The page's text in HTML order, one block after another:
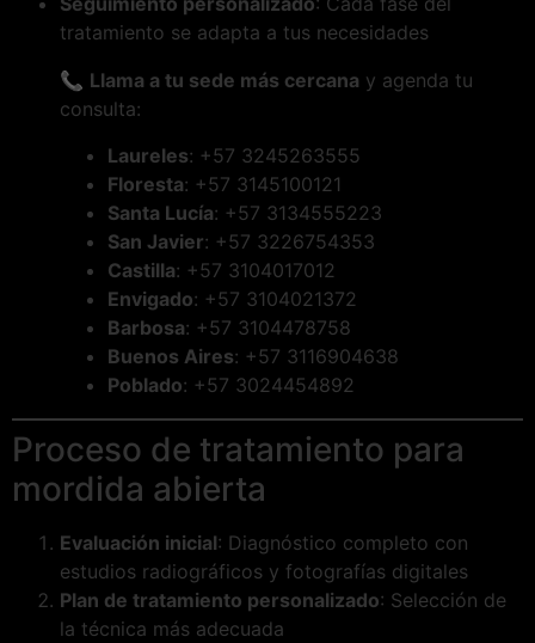
tratamiento se adapta a tus necesidades
📞 Llama a tu sede más cercana y agenda tu
consulta:
Laureles: +57 3245263555
Floresta: +57 3145100121
Santa Lucía: +57 3134555223
San Javier: +57 3226754353
Castilla: +57 3104017012
Envigado: +57 3104021372
Barbosa: +57 3104478758
Buenos Aires: +57 3116904638
Poblado: +57 3024454892
Proceso de tratamiento para
mordida abierta
Evaluación inicial: Diagnóstico completo con
estudios radiográficos y fotografías digitales
Plan de tratamiento personalizado: Selección de
la técnica más adecuada